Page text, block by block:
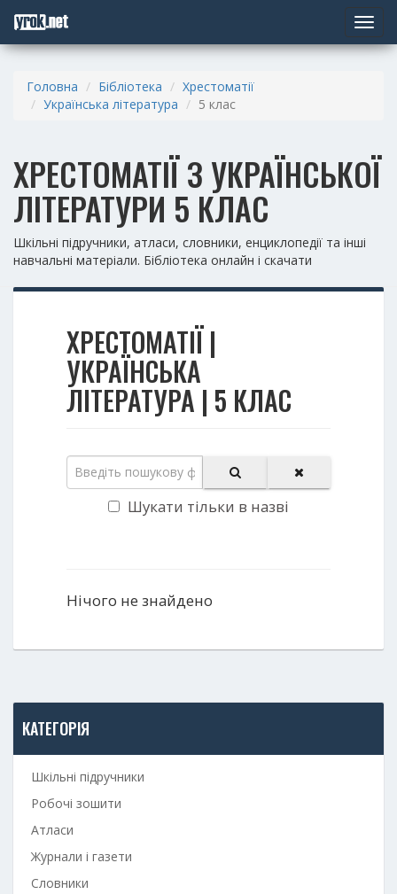
Toggle
Головна Бібліотека
Хрестоматії
Українська література
5 клас
ХРЕСТОМАТІЇ З УКРАЇНСЬКОЇ
ЛІТЕРАТУРИ 5 КЛАС
Шкільні підручники, атласи, словники, енциклопедії та інші
навчальні матеріали. Бібліотека онлайн і скачати
ХРЕСТОМАТІЇ |
УКРАЇНСЬКА
ЛІТЕРАТУРА | 5 КЛАС
Шукати тільки в назві
Нічого не знайдено
КАТЕГОРІЯ
Шкільні підручники
Робочі зошити
Атласи
Журнали і газети
Словники